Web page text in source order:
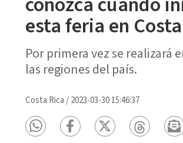
esta feria en
Por primera vez se realizará
las regiones del país.
Costa Rica /2023-03-30 15:46:37